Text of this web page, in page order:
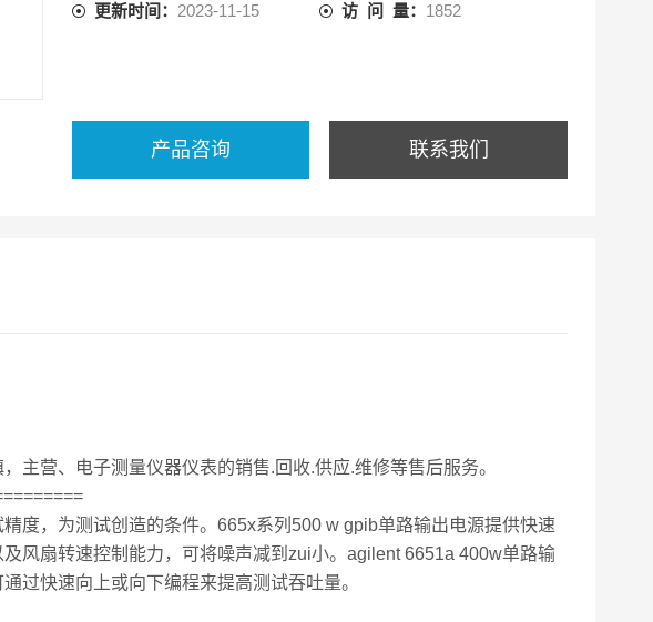
更新时间： 2023-11-15 访 问 量： 1852
产品咨询 联系我们
主营、电子测量仪器仪表的销售.回收.供应.维修等售后服务。
度，为测试创造的条件。665x系列500 w gpib单路输出电源提供快速
风扇转速控制能力，可将噪声减到zui小。agilent 6651a 400w单路输
过快速向上或向下编程来提高测试吞吐量。